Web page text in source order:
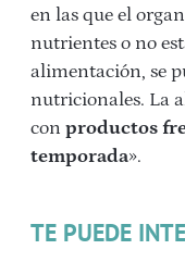
en las que el
nutrientes o no
alimentación, se
nutricionales. La
con productos
temporada».
TE PUEDE